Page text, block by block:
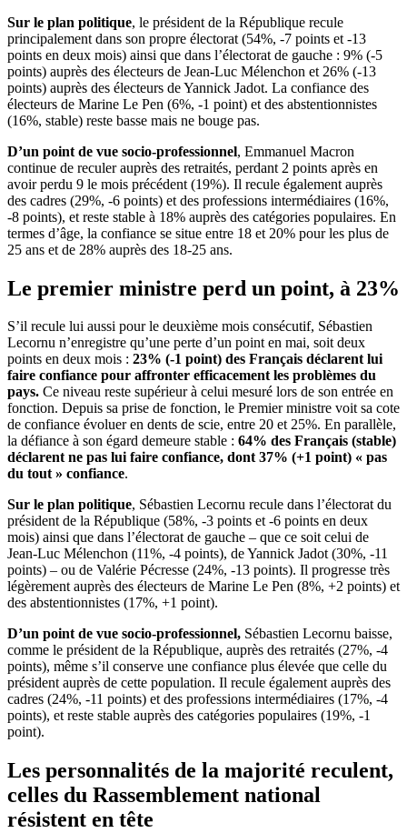
Sur le plan politique, le président de la République recule
principalement dans son propre électorat (54%, -7 points et -13
points en deux mois) ainsi que dans l’électorat de gauche : 9% (-5
points) auprès des électeurs de Jean-Luc Mélenchon et 26% (-13
points) auprès des électeurs de Yannick Jadot. La confiance des
électeurs de Marine Le Pen (6%, -1 point) et des abstentionnistes
(16%, stable) reste basse mais ne bouge pas.
D’un point de vue socio-professionnel, Emmanuel Macron
continue de reculer auprès des retraités, perdant 2 points après en
avoir perdu 9 le mois précédent (19%). Il recule également auprès
des cadres (29%, -6 points) et des professions intermédiaires (16%,
-8 points), et reste stable à 18% auprès des catégories populaires. En
termes d’âge, la confiance se situe entre 18 et 20% pour les plus de
25 ans et de 28% auprès des 18-25 ans.
Le premier ministre perd un point, à 23%
S’il recule lui aussi pour le deuxième mois consécutif, Sébastien
Lecornu n’enregistre qu’une perte d’un point en mai, soit deux
points en deux mois : 23% (-1 point) des Français déclarent lui
faire confiance pour affronter efficacement les problèmes du
pays. Ce niveau reste supérieur à celui mesuré lors de son entrée en
fonction. Depuis sa prise de fonction, le Premier ministre voit sa cote
de confiance évoluer en dents de scie, entre 20 et 25%. En parallèle,
la défiance à son égard demeure stable : 64% des Français (stable)
déclarent ne pas lui faire confiance, dont 37% (+1 point) « pas
du tout » confiance.
Sur le plan politique, Sébastien Lecornu recule dans l’électorat du
président de la République (58%, -3 points et -6 points en deux
mois) ainsi que dans l’électorat de gauche – que ce soit celui de
Jean-Luc Mélenchon (11%, -4 points), de Yannick Jadot (30%, -11
points) – ou de Valérie Pécresse (24%, -13 points). Il progresse très
légèrement auprès des électeurs de Marine Le Pen (8%, +2 points) et
des abstentionnistes (17%, +1 point).
D’un point de vue socio-professionnel, Sébastien Lecornu baisse,
comme le président de la République, auprès des retraités (27%, -4
points), même s’il conserve une confiance plus élevée que celle du
président auprès de cette population. Il recule également auprès des
cadres (24%, -11 points) et des professions intermédiaires (17%, -4
points), et reste stable auprès des catégories populaires (19%, -1
point).
Les personnalités de la majorité reculent,
celles du Rassemblement national
résistent en tête